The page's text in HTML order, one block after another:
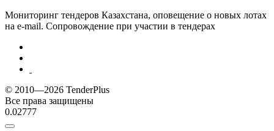
Мониторинг тендеров Казахстана, оповещение о новых лотах
на e-mail. Сопровождение при участии в тендерах
© 2010—2026 TenderPlus
Все права защищены
0.02777